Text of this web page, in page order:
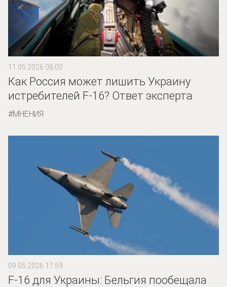
11.05.2026 08:00
Как Россия может лишить Украину
истребителей F-16? Ответ эксперта
МНЕНИЯ
09.05.2026 17:59
F-16 для Украины: Бельгия пообещала